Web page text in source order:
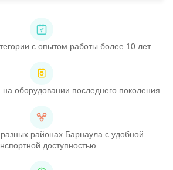
с опытом работы более 10 лет
на оборудовании последнего поколения
районах Барнаула с удобной
доступностью